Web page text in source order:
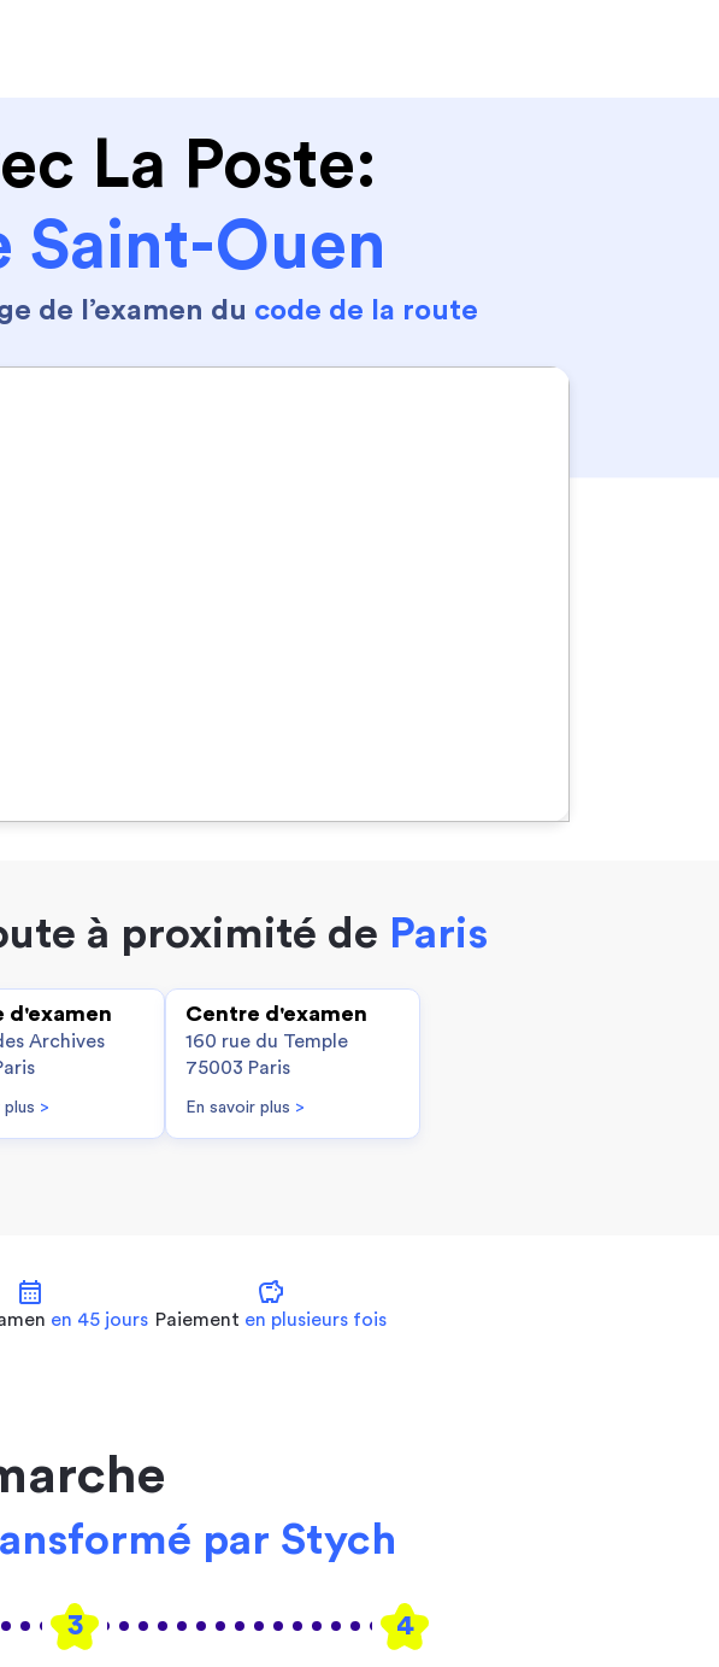
La Poste:
Saint-Ouen
de l’examen du code de la route
à proximité de Paris
d'examen
Archives
plus >
Centre d'examen
160 rue du Temple
75003 Paris
En savoir plus >
calendar_month
en 45 jours
savings
Paiement en plusieurs fois
par Stych
3 4